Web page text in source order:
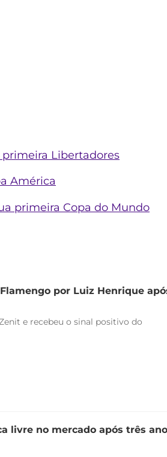
primeira Libertadores
América
primeira Copa do Mundo
por Luiz Henrique
e recebeu o sinal positivo do
livre no mercado após três